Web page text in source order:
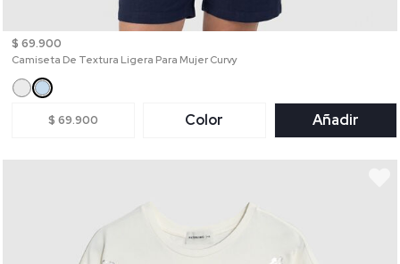
$ 69.900
Camiseta De Textura Ligera Para Mujer Curvy
$ 69.900 Color Añadir